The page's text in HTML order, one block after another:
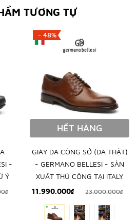
TƯƠNG TỰ
-
Ý
- 48%
HẾT HÀNG
GIÀY DA CÔNG SỞ (DA THẬT)
- GERMANO BELLESI - SẢN
XUẤT THỦ CÔNG TẠI ITALY
11.990.000₫
23.000.000₫